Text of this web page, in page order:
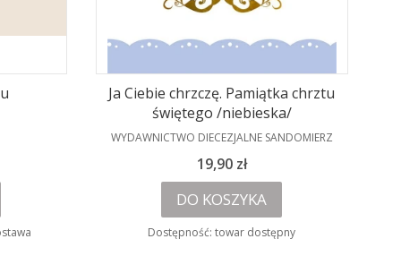
Ja Ciebie chrzczę. Pamiątka chrztu
świętego /niebieska/
PRODUCENT
WYDAWNICTWO DIECEZJALNE SANDOMIERZ
Cena
19,90 zł
DO KOSZYKA
Dostępność:towar dostępny